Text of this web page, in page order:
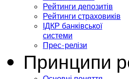
Рейтинги депозитів
Рейтинги страховиків
ІДКР банківської
системи
Прес-релізи
Принципи